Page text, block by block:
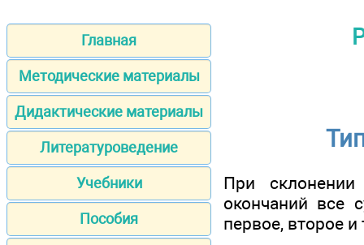
Главная
Методические материалы
Дидактические материалы
Литературоведение
Учебники
Пособия
При склонении
окончаний все
первое, второе и